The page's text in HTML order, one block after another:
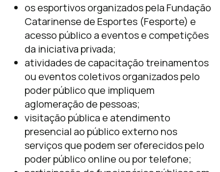
os esportivos organizados pela Fundação
Catarinense de Esportes (Fesporte) e
acesso público a eventos e competições
da iniciativa privada;
atividades de capacitação treinamentos
ou eventos coletivos organizados pelo
poder público que impliquem
aglomeração de pessoas;
visitação pública e atendimento
presencial ao público externo nos
serviços que podem ser oferecidos pelo
poder público online ou por telefone;